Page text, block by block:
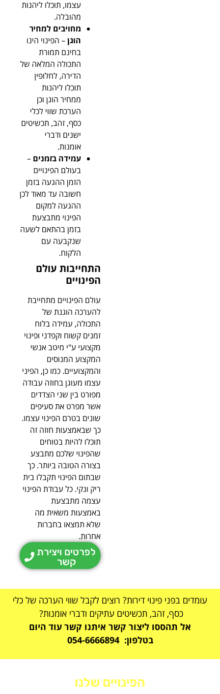
עצמו, תוכלו ליהנות
מהובלה.
מחויבים למחיר
הוגן– הפינוי הינו
בחינם תמורת
התכולה המלאה של
הדירה, לחלופין
תוכלו ליהנות
ממחיר הוגן וכן
הערכת שווי לכלי
כסף, זהב, תכשיטים
ישנים ודברי
אומנות.
עמידה בזמנים –
בעולם הפינויים
הזמן ההגעה בזמן
חשובה עד מאוד לכן
ההגעה למקום
הפינוי מתבצעת
בזמן בהתאם לשעה
שנקבעה עם
הלקוח.
התחייבות עולם
הפינויים
עולם הפינויים מתחייבת
להערכה הוגנת של
התכולה, עמידה בלוח
זמנים קשוח וקפדני ופינוי
מקצועי ע"י מיטב אנשי
המקצוע המנוסים
והמקצועיים. כמו כן, הפיני
עצמו מעוגן בחוזה עבודה
מפורט בין שני הצדדים
אשר מפרט את סעיפים
שונים בטרם הפינוי עצמו.
כך שבאמצעות חוזה זה
תוכלו להיות בטוחים
שהפינוי שלכם מתבצע
בצורה הטובה ביותר. כך
שבתום הפינוי תקבלו בית
ריק ונקי. כל עבודת הפינוי
עצמה מתבצעת
באמצעות משאית מה
שלא תמצאו בחברות
אחרות.
לפרטים ויצירת
קשר
עומדים בפני פינוי דירות? רוצים לקבל שווי הערכה של כלי
כסף, זהב, תכשיטים עתיקים ודברי אומנות?
אל תהססו ליצור קשר איתנו קשר עוד היום
בטלפון: 054-6666894
הפינויים שלנו